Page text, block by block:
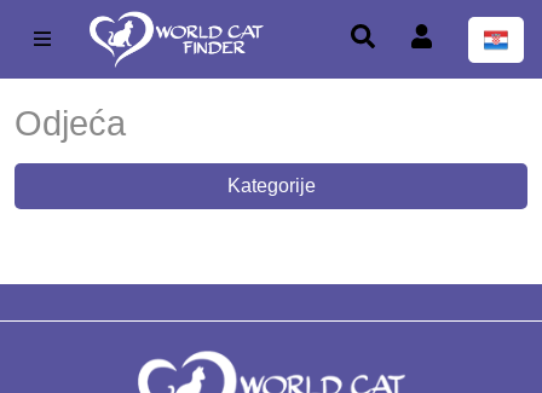
Odjeća
Kategorije